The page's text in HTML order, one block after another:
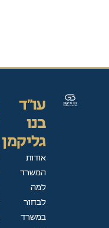
עו"ד
בנו
גליקמן
אודות
המשרד
למה
לבחור
במשרד